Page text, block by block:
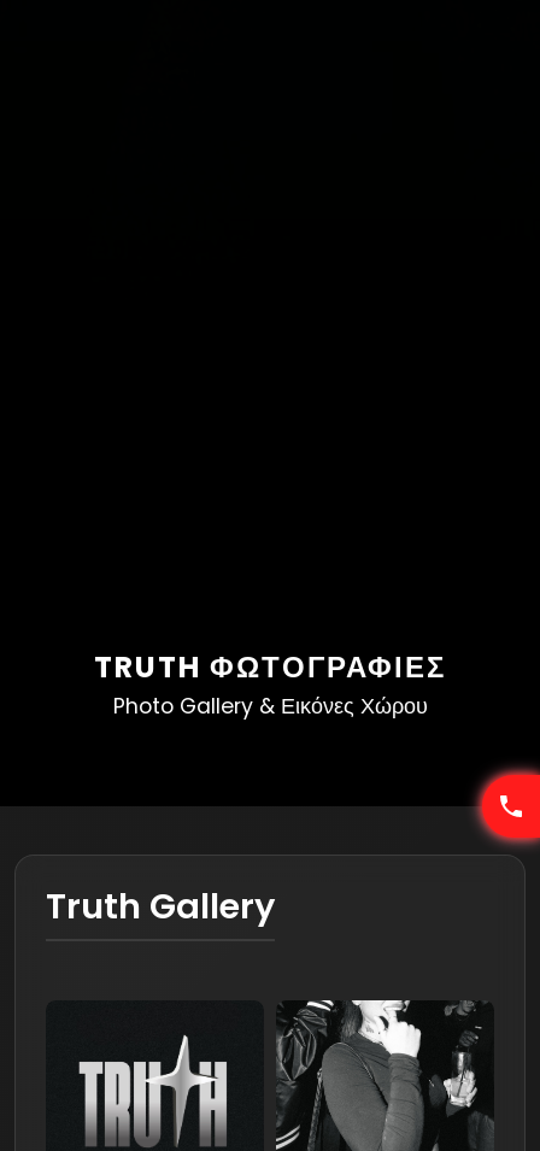
TRUTH ΦΩΤΟΓΡΑΦΊΕΣ
Photo Gallery & Εικόνες Χώρου
Truth Gallery